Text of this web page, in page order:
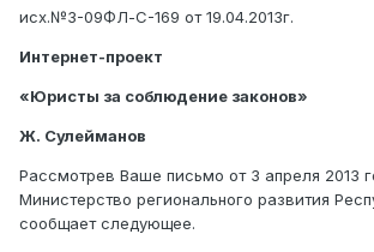
исх.№3-09ФЛ-С-169 от 19.04.2013г.
Интернет-проект
«Юристы за соблюдение законов»
Ж. Сулейманов
Рассмотрев Ваше письмо от 3 апреля 2013
Министерство регионального развития
сообщает следующее.